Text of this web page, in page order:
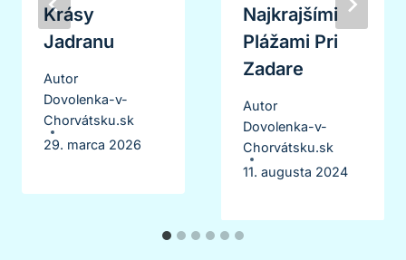
Krásy
Jadranu
Autor
Dovolenka-v-
Chorvátsku.sk
29. marca 2026
Najkrajšími
Plážami Pri
Zadare
Autor
Dovolenka-v-
Chorvátsku.sk
11. augusta 2024